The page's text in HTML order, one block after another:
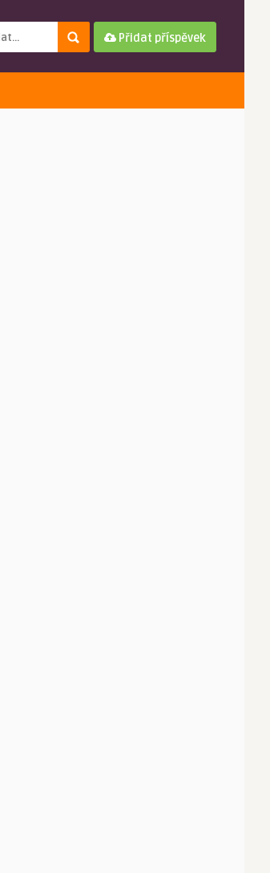
Přidat příspěvek